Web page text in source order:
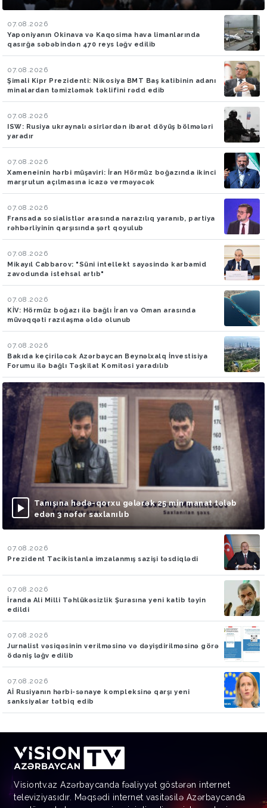
07.08.2026
Yaponiyanın Okinava və Kaqosima hava limanlarında
qasırğa səbəbindən 470 reys ləğv edilib
07.08.2026
Şimali Kipr Prezidenti: Nikosiya BMT Baş katibinin adanı
minalardan təmizləmək təklifini rədd edib
07.08.2026
ISW: Rusiya ukraynalı əsirlərdən ibarət döyüş bölmələri
yaradır
07.08.2026
Xameneinin hərbi müşaviri: İran Hörmüz boğazında ikinci
marşrutun açılmasına icazə verməyəcək
07.08.2026
Fransada sosialistlər arasında narazılıq yaranıb, partiya
rəhbərliyinin qarşısında şərt qoyulub
07.08.2026
Mikayıl Cabbarov: "Süni intellekt sayəsində karbamid
zavodunda istehsal artıb"
07.08.2026
KİV: Hörmüz boğazı ilə bağlı İran və Oman arasında
müvəqqəti razılaşma əldə olunub
07.08.2026
Bakıda keçiriləcək Azərbaycan Beynəlxalq İnvestisiya
Forumu ilə bağlı Təşkilat Komitəsi yaradılıb
Tanışına hədə-qorxu gələrək 25 min manat tələb
edən 3 nəfər saxlanılıb
07.08.2026
Prezident Tacikistanla imzalanmış sazişi təsdiqlədi
07.08.2026
İranda Ali Milli Təhlükəsizlik Şurasına yeni katib təyin
edildi
07.08.2026
Jurnalist vəsiqəsinin verilməsinə və dəyişdirilməsinə görə
ödəniş ləğv edilib
07.08.2026
Aİ Rusiyanın hərbi-sənaye kompleksinə qarşı yeni
sanksiyalar tətbiq edib
Visiontv.az Azərbaycanda fəaliyyət göstərən internet
televiziyasıdır. Məqsədi internet vasitəsilə Azərbaycanda